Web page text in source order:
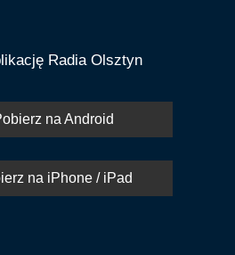
Radia Olsztyn
na Android
na iPhone / iPad